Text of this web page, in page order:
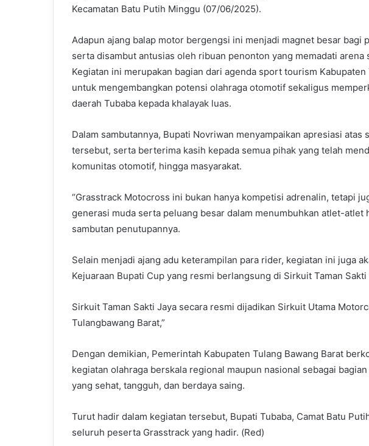
Kecamatan Batu Putih Minggu (07/06/2025).
Adapun ajang balap motor bergengsi ini menjadi magnet besar bagi
serta disambut antusias oleh ribuan penonton yang memadati arena
Kegiatan ini merupakan bagian dari agenda sport tourism
untuk mengembangkan potensi olahraga otomotif sekaligus
daerah Tubaba kepada khalayak luas.
Dalam sambutannya, Bupati Novriwan menyampaikan apresiasi
tersebut, serta berterima kasih kepada semua pihak yang telah
komunitas otomotif, hingga masyarakat.
“Grasstrack Motocross ini bukan hanya kompetisi adrenalin, tetapi
generasi muda serta peluang besar dalam menumbuhkan atlet-atlet
sambutan penutupannya.
Selain menjadi ajang adu keterampilan para rider, kegiatan ini juga
Kejuaraan Bupati Cup yang resmi berlangsung di Sirkuit Taman Sakti
Sirkuit Taman Sakti Jaya secara resmi dijadikan Sirkuit Utama
Tulangbawang Barat,”
Dengan demikian, Pemerintah Kabupaten Tulang Bawang Barat
kegiatan olahraga berskala regional maupun nasional sebagai
yang sehat, tangguh, dan berdaya saing.
Turut hadir dalam kegiatan tersebut, Bupati Tubaba, Camat Batu
seluruh peserta Grasstrack yang hadir. (Red)